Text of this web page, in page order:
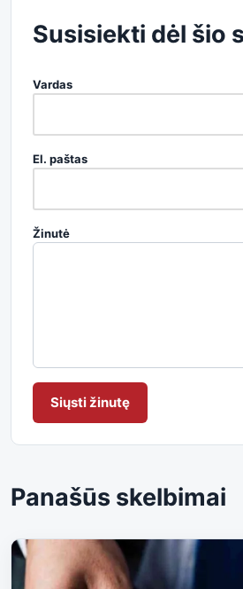
Susisiekti dėl šio
Vardas
El. paštas
Žinutė
Siųsti žinutę
Panašūs skelbimai